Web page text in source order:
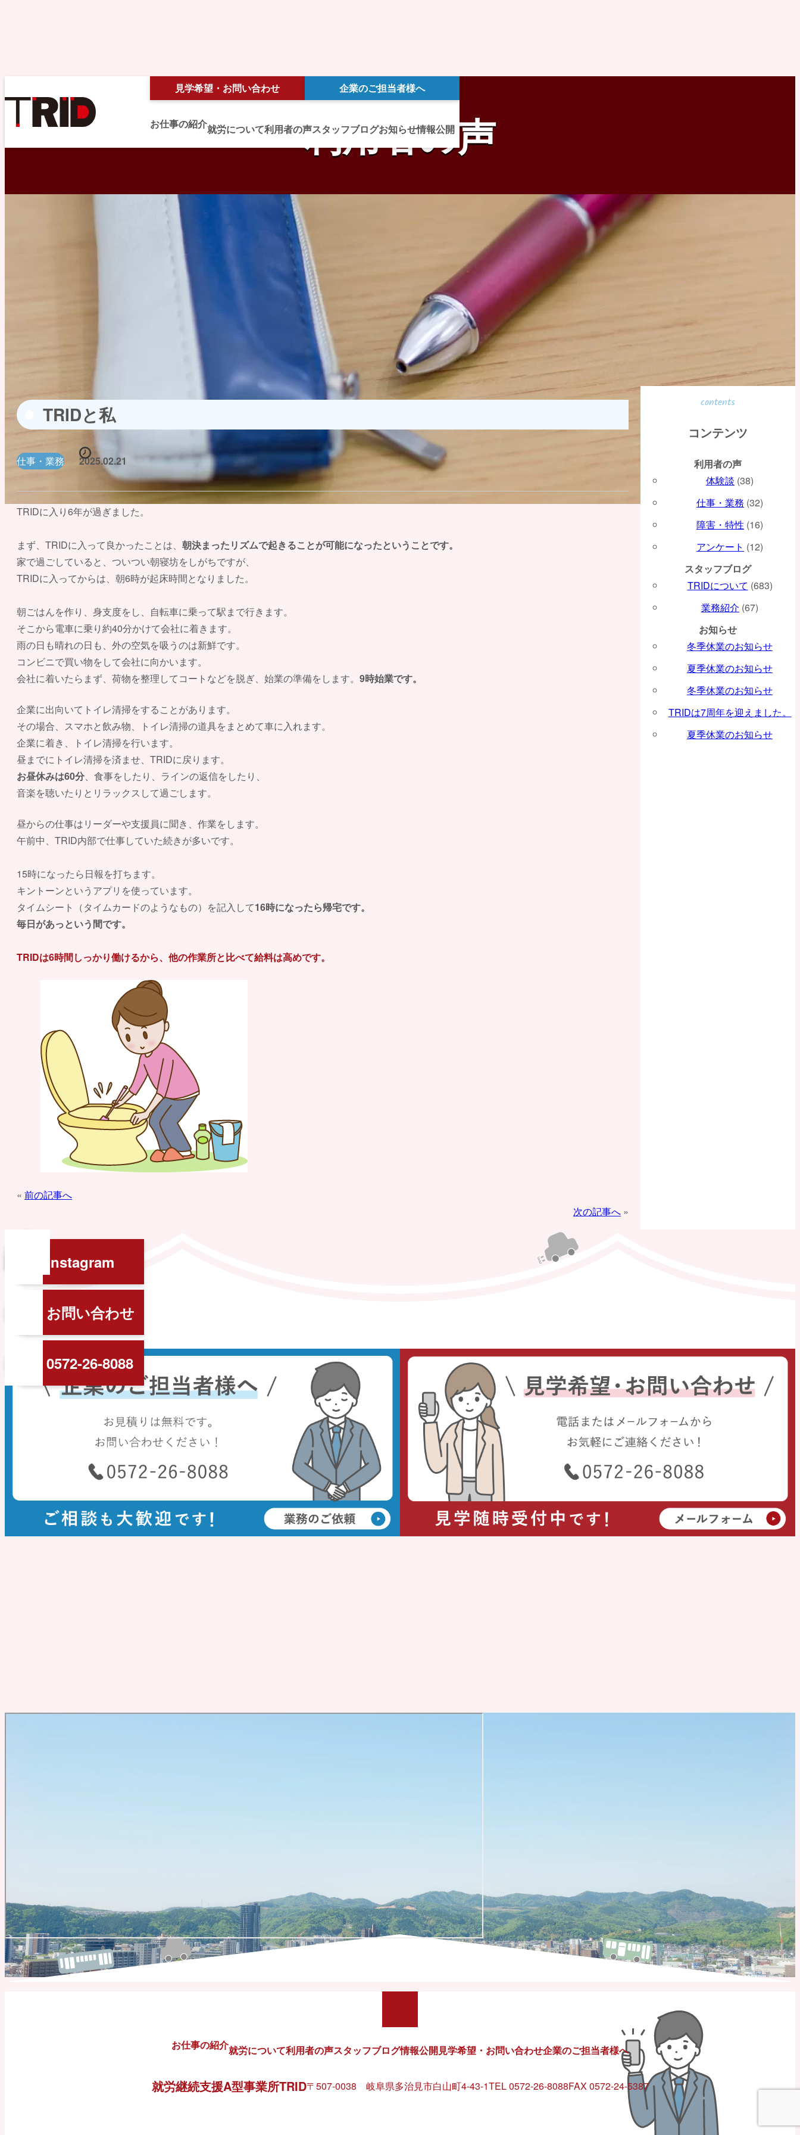
見学希望・お問い合わせ 企業のご担当者様へ
お仕事の紹介就労について利用者の声スタッフブログお知らせ情報公開
利用者の声
TRIDと私
仕事・業務 2025.02.21
TRIDに入り6年が過ぎました。
まず、TRIDに入って良かったことは、 朝決まったリズムで起きることが可能になったということです。
家で過ごしていると、ついつい朝寝坊をしがちですが、
TRIDに入ってからは、朝6時が起床時間となりました。
朝ごはんを作り、身支度をし、自転車に乗って駅まで行きます。
そこから電車に乗り約40分かけて会社に着きます。
雨の日も晴れの日も、外の空気を吸うのは新鮮です。
コンビニで買い物をして会社に向かいます。
会社に着いたらまず、荷物を整理してコートなどを脱ぎ、始業の準備をします。 9時始業です。
企業に出向いてトイレ清掃をすることがあります。
その場合、スマホと飲み物、トイレ清掃の道具をまとめて車に入れます。
企業に着き、トイレ清掃を行います。
昼までにトイレ清掃を済ませ、TRIDに戻ります。
お昼休みは60分、食事をしたり、ラインの返信をしたり、
音楽を聴いたりとリラックスして過ごします。
昼からの仕事はリーダーや支援員に聞き、作業をします。
午前中、TRID内部で仕事していた続きが多いです。
15時になったら日報を打ちます。
キントーンというアプリを使っています。
タイムシート（タイムカードのようなもの）を記入して16時になったら帰宅です。
毎日があっという間です。
TRIDは6時間しっかり働けるから、他の作業所と比べて給料は高めです。
投
ゲ
前の記事へ
次の記事へ
contents
コンテンツ
利用者の声
体験談 (38)
仕事・業務 (32)
障害・特性 (16)
アンケート (12)
スタッフブログ
TRIDについて (683)
業務紹介 (67)
お知らせ
冬季休業のお知らせ
夏季休業のお知らせ
冬季休業のお知らせ
TRIDは7周年を迎えました。
夏季休業のお知らせ
Instagram
お問い合わせ
0572-26-8088
ー
お仕事の紹介就労について利用者の声スタッフブログ情報公開見学希望・お問い合わせ企業のご担当者様へ
就労継続支援A型事業所TRID〒507-0038 岐阜県多治見市白山町4-43-1TEL 0572-26-8088FAX 0572-24-5387